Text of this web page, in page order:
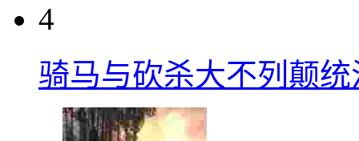
4
骑马与砍杀大不列颠